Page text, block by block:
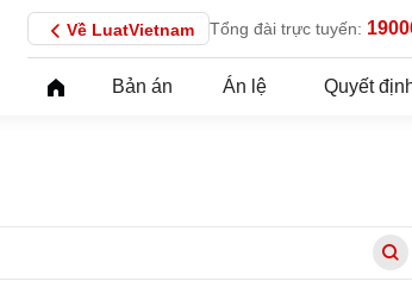
Về LuatVietnam Tổng đài trực tuyến:
Bản án Án lệ Quyết